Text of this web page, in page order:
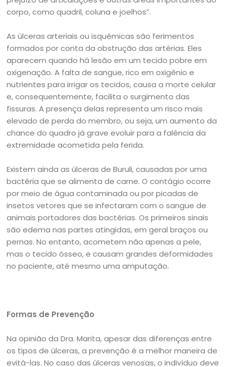
corpo, como quadril, coluna e joelhos”.
As úlceras arteriais ou isquêmicas são ferimentos
formados por conta da obstrução das artérias. Eles
aparecem quando há lesão em um tecido pobre em
oxigenação. A falta de sangue, rico em oxigênio e
nutrientes para irrigar os tecidos, causa a morte celular
e, consequentemente, facilita o surgimento das
fissuras. A presença delas representa um risco mais
elevado de perda do membro, ou seja, um aumento da
chance do quadro já grave evoluir para a falência da
extremidade acometida pela ferida.
Existem ainda as úlceras de Buruli, causadas por uma
bactéria que se alimenta de carne. O contágio ocorre
por meio de água contaminada ou por picadas de
insetos vetores que se infectaram com o sangue de
animais portadores das bactérias. Os primeiros sinais
são edema nas partes atingidas, em geral braços ou
pernas. No entanto, acometem não apenas a pele,
mas o tecido ósseo, e causam grandes deformidades
no paciente, até mesmo uma amputação.
Formas de Prevenção
Na opinião da Dra. Marita, apesar das diferenças entre
os tipos de úlceras, a prevenção é a melhor maneira de
evitá-las. No caso das úlceras venosas, o indivíduo deve